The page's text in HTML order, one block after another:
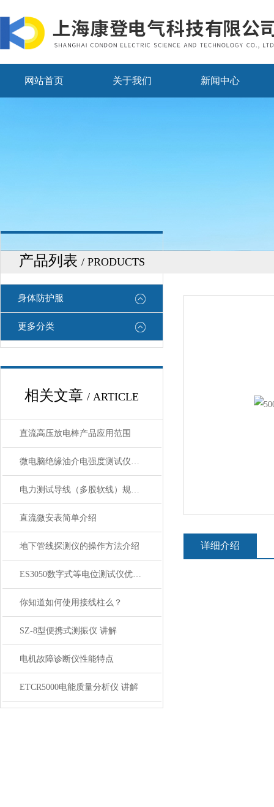
网站首页 关于我们 新闻中心
产品列表 / PRODUCTS
身体防护服
更多分类
相关文章 / ARTICLE
直流高压放电棒产品应用范围
微电脑绝缘油介电强度测试仪特点技术参数
电力测试导线（多股软线）规格种类
直流微安表简单介绍
地下管线探测仪的操作方法介绍
ES3050数字式等电位测试仪优点建材市场
你知道如何使用接线柱么？
SZ-8型便携式测振仪 讲解
电机故障诊断仪性能特点
ETCR5000电能质量分析仪 讲解
详细介绍